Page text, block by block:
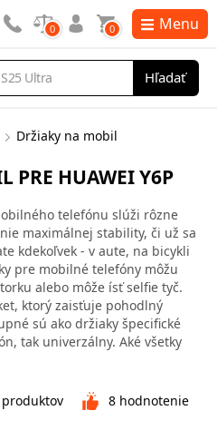
Hľadať
0 0 Menu
Držiaky na mobil
PRE HUAWEI Y6P
telefónu slúži rôzne
maximálnej stability, či už sa
kdekoľvek - v aute, na bicykli
pre mobilné telefóny môžu
alebo môže ísť selfie tyč.
ktorý zaisťuje pohodlný
sú ako držiaky špecifické
tak univerzálny. Aké všetky
produktov 8 hodnotenie